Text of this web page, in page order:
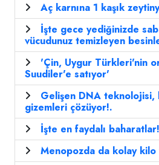
Aç karnına 1 kaşık
İşte gece yediğinizde
vücudunuz temizleyen
'Çin, Uygur Türkleri'nin
Suudiler'e satıyor'
Gelişen DNA teknolojisi,
gizemleri çözüyor!.
İşte en faydalı baharatlar!
Menopozda da kolay